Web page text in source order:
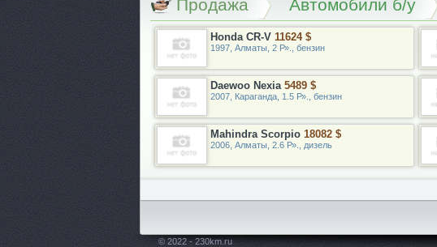
Продажа Автомобили б/у
Honda CR-V 11624 $
1997, Алматы, 2 Р»., бензин
Daewoo Nexia 5489 $
2007, Караганда, 1.5 Р»., бензин
Mahindra Scorpio 18082 $
2006, Алматы, 2.6 Р»., дизель
© 2022 - 230km.ru